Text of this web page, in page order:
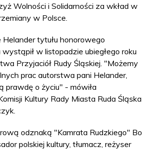
Wolności i Solidarności za wkład w
w Polsce.
Helander tytułu honorowego
w listopadzie ubiegłego roku
Przyjaciół Rudy Śląskiej. "Możemy
prac autorstwa pani Helander,
prawdę o życiu" - mówiła
Kultury Rady Miasta Ruda Śląska
odznaką "Kamrata Rudzkiego" Bo
polskiej kultury, tłumacz, reżyser